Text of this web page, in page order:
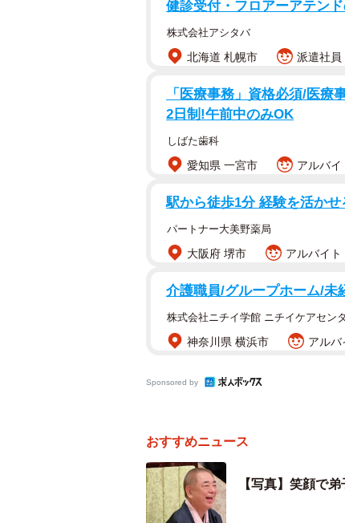
健診受付・フロアーアテン
株式会社アシタバ
北海道 札幌市 派遣社員
「医療事務」資格必須/医
2日制!午前中のみOK
しばた歯科
愛知県 一宮市 アルバイ
駅から徒歩1分 経験を活か
パートナー大美野薬局
大阪府 堺市 アルバイ
介護職員/グループホーム/未
株式会社ニチイ学館 ニチイケアセン
神奈川県 横浜市 アル
Sponsored by
おすすめニュース
【写真】笑顔で